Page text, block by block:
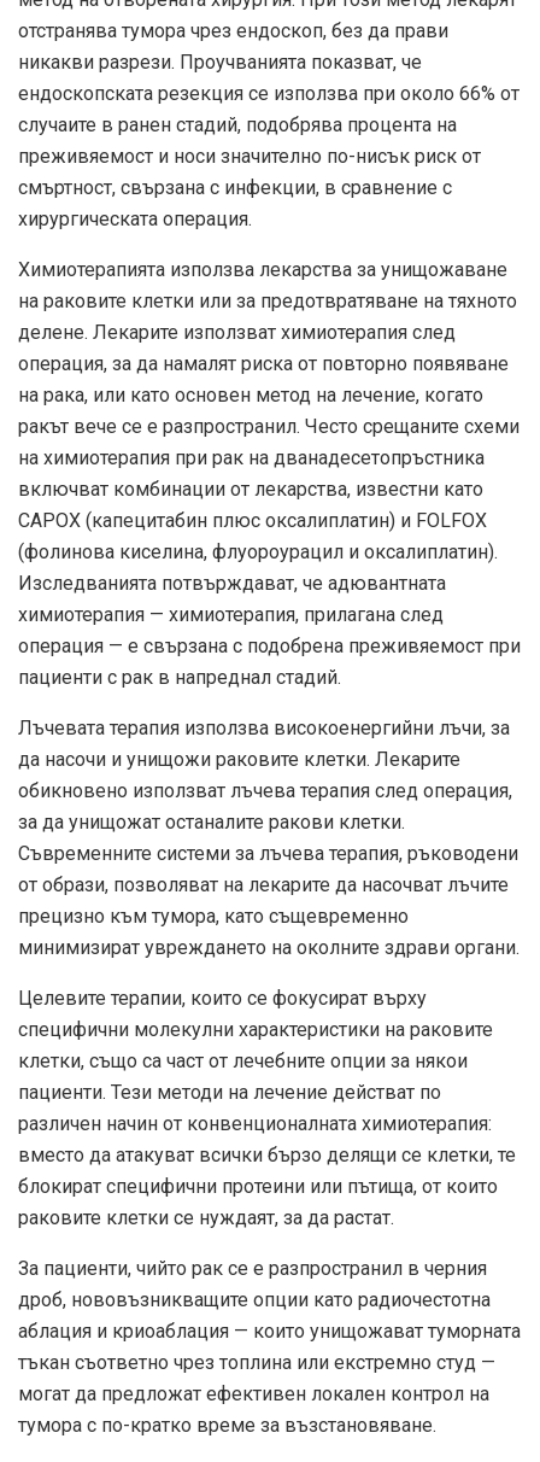
отстранява тумора чрез ендоскоп, без да прави
никакви разрези. Проучванията показват, че
ендоскопската резекция се използва при около 66% от
случаите в ранен стадий, подобрява процента на
преживяемост и носи значително по-нисък риск от
смъртност, свързана с инфекции, в сравнение с
хирургическата операция.
Химиотерапията използва лекарства за унищожаване
на раковите клетки или за предотвратяване на тяхното
делене. Лекарите използват химиотерапия след
операция, за да намалят риска от повторно появяване
на рака, или като основен метод на лечение, когато
ракът вече се е разпространил. Често срещаните схеми
на химиотерапия при рак на дванадесетопръстника
включват комбинации от лекарства, известни като
CAPOX (капецитабин плюс оксалиплатин) и FOLFOX
(фолинова киселина, флуороурацил и оксалиплатин).
Изследванията потвърждават, че адювантната
химиотерапия — химиотерапия, прилагана след
операция — е свързана с подобрена преживяемост при
пациенти с рак в напреднал стадий.
Лъчевата терапия използва високоенергийни лъчи, за
да насочи и унищожи раковите клетки. Лекарите
обикновено използват лъчева терапия след операция,
за да унищожат останалите ракови клетки.
Съвременните системи за лъчева терапия, ръководени
от образи, позволяват на лекарите да насочват лъчите
прецизно към тумора, като същевременно
минимизират увреждането на околните здрави органи.
Целевите терапии, които се фокусират върху
специфични молекулни характеристики на раковите
клетки, също са част от лечебните опции за някои
пациенти. Тези методи на лечение действат по
различен начин от конвенционалната химиотерапия:
вместо да атакуват всички бързо делящи се клетки, те
блокират специфични протеини или пътища, от които
раковите клетки се нуждаят, за да растат.
За пациенти, чийто рак се е разпространил в черния
дроб, нововъзникващите опции като радиочестотна
аблация и криоаблация — които унищожават туморната
тъкан съответно чрез топлина или екстремно студ —
могат да предложат ефективен локален контрол на
тумора с по-кратко време за възстановяване.